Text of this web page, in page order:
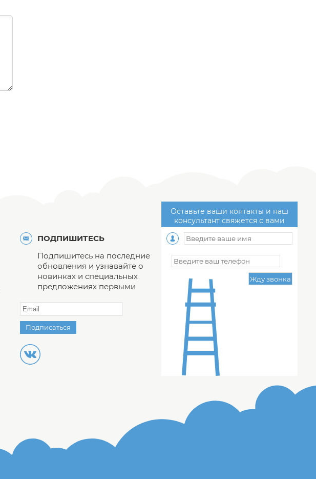
ПОДПИШИТЕСЬ
Подпишитесь на последние
обновления и узнавайте о
новинках и специальных
предложениях первыми
Подписаться
Оставьте ваши контакты и наш
консультант свяжется с вами